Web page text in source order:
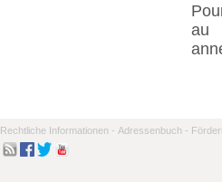
Rechtliche Informationen - Adressenbuch -